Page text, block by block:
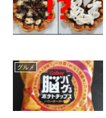
グルメ